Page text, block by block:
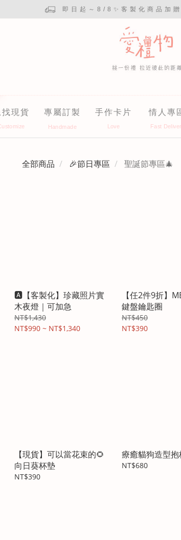
即日起～8/8✨客製化商品加贈
找現貨 專屬訂製 手作卡片 情人專
全部商品 🎉節日專區 聖誕節專區🎄
🅰︎【客製化】珍藏照片實
木夜燈｜可加急
NT$1,430
NT$990 ~ NT$1,340
【任2件9折】
鍵盤鑰匙圈
NT$450
NT$390
【現貨】可以當花束的🌻
向日葵杯墊
NT$390
療癒貓狗造型抱
NT$680